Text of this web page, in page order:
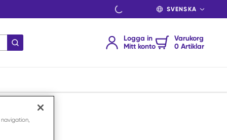
SPRÅK
Skicka sökning
Logga in
Mitt konto
Varukorg
0 Artiklar